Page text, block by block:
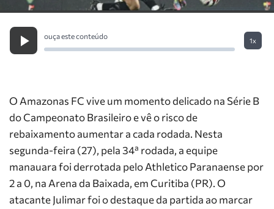
ouça este conteúdo
1x
O Amazonas FC vive um momento delicado na Série B
do Campeonato Brasileiro e vê o risco de
rebaixamento aumentar a cada rodada. Nesta
segunda-feira (27), pela 34ª rodada, a equipe
manauara foi derrotada pelo Athletico Paranaense por
2 a 0, na Arena da Baixada, em Curitiba (PR). O
atacante Julimar foi o destaque da partida ao marcar